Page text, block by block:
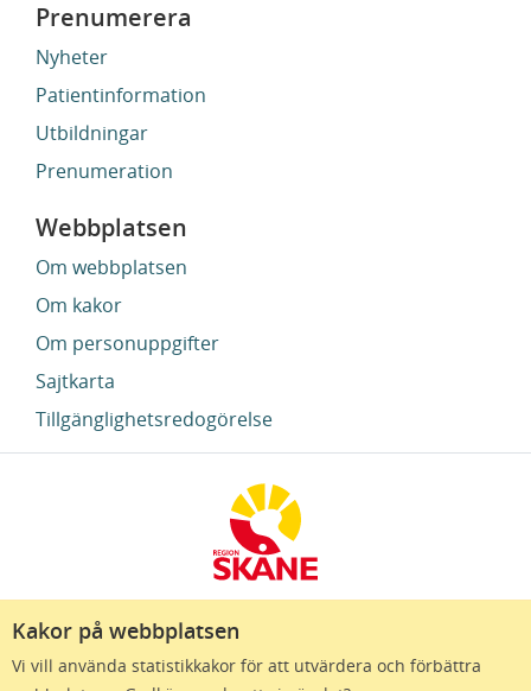
Kakor på webbplatsen
Vi vill använda statistikkakor för att utvärdera och förbättra
Prenumerera
Nyheter
Patientinformation
Utbildningar
Prenumeration
Webbplatsen
Om webbplatsen
Om kakor
Om personuppgifter
Sajtkarta
Tillgänglighetsredogörelse
Region Skåne finns till för att alla som bor i Skåne
ska må bra och känna framtidstro. Genom